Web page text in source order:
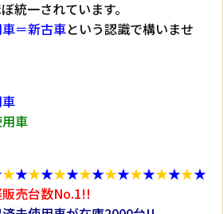
統一されています。
＝新古車という認識で構いませ
車
★★★★★★★★★★★★★★★★
売台数No.1!!